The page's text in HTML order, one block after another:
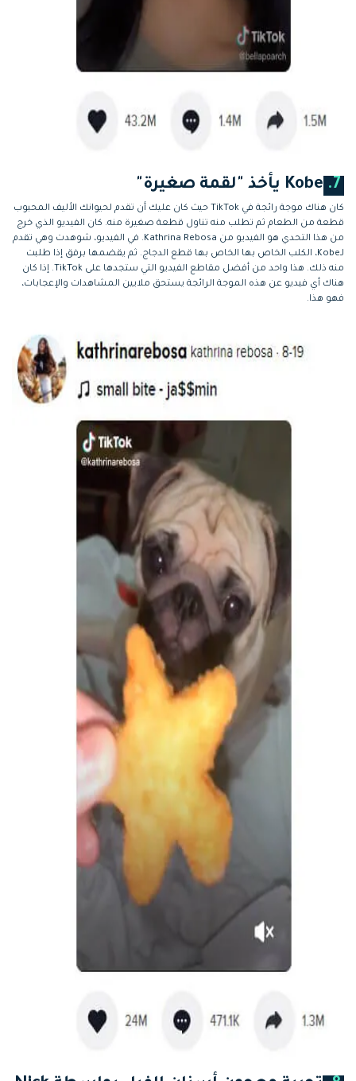
7. Kobe يأخذ "لقمة صغيرة"
كان هناك موجة رائجة في TikTok حيث كان عليك أن تقدم لحيوانك الأليف المحبوب
قطعة من الطعام ثم تطلب منه تناول قطعة صغيرة منه. كان الفيديو الذي خرج
من هذا التحدي هو الفيديو من Kathrina Rebosa. في الفيديو، شوهدت وهي تقدم
لـKobe، الكلب الخاص بها الخاص بها قطع الدجاج. ثم يقضمها برفق إذا طلبت
منه ذلك. هذا واحد من أفضل مقاطع الفيديو التي ستجدها على TikTok. إذا كان
هناك أي فيديو عن هذه الموجة الرائجة يستحق ملايين المشاهدات والإعجابات،
فهو هذا.